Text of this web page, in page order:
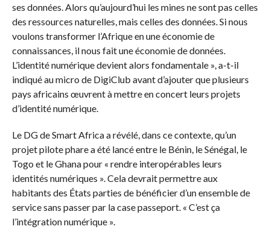
ses données. Alors qu’aujourd’hui les mines ne sont pas celles
des ressources naturelles, mais celles des données. Si nous
voulons transformer l’Afrique en une économie de
connaissances, il nous fait une économie de données.
L’identité numérique devient alors fondamentale », a-t-il
indiqué au micro de DigiClub avant d’ajouter que plusieurs
pays africains œuvrent à mettre en concert leurs projets
d’identité numérique.
Le DG de Smart Africaa révélé, dans ce contexte, qu’un
projet pilote phare a été lancé entre le Bénin, le Sénégal, le
Togo et le Ghana pour « rendre interopérables leurs
identités numériques ». Cela devrait permettre aux
habitants des États parties de bénéficier d’un ensemble de
service sans passer par la case passeport. « C’est ça
l’intégration numérique ».